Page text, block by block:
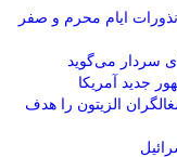
نذورات ایام محرم و صفر
سردار می‌گوید
جدید آمریکا
الزیتون را هدف